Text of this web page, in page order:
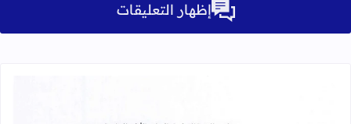
إظهار التعليقات